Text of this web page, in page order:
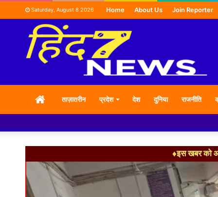
Saturday, August 8 2026 Home About Us Join Reporter
HOMEताज़ातरीन प्रदेश देश दुनिया राजनीति
♦इस खबर को